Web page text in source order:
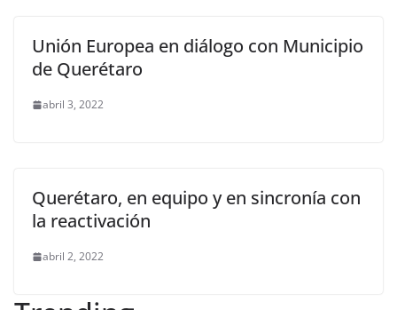
Unión Europea en diálogo con Municipio
de Querétaro
abril 3, 2022
Querétaro, en equipo y en sincronía con
la reactivación
abril 2, 2022